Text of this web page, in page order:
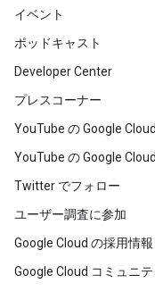
イベント
ポッドキャスト
Developer Center
プレスコーナー
YouTube の Google
YouTube の Google
Twitter でフォロー
ユーザー調査に参加
Google Cloud の採用情報
Google Cloud コミュニテ